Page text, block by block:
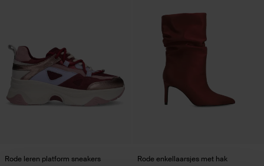
Rode leren platform sneakers Rode enkellaarsjes met hak